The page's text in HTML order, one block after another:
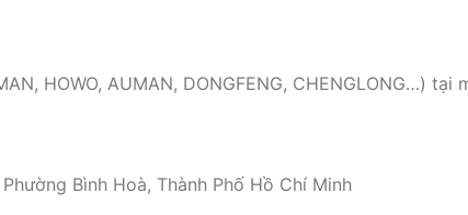
HOWO, AUMAN, DONGFENG, CHENGLONG…) tại
Bình Hoà, Thành Phố Hồ Chí Minh